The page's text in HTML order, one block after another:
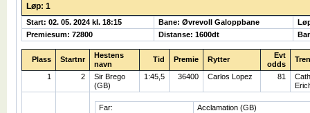
Løp: 1
Start: 02. 05. 2024 kl. 18:15 Bane: Øvrevoll Galoppbane
Premiesum: 72800
Distanse: 1600dt
Plass Startnr
Hestens
navn
Tid Premie Rytter
Evt
odds
1 2
Sir Brego
(GB)
1:45,5 36400 Carlos Lopez 81
Far:
Acclamation (GB)